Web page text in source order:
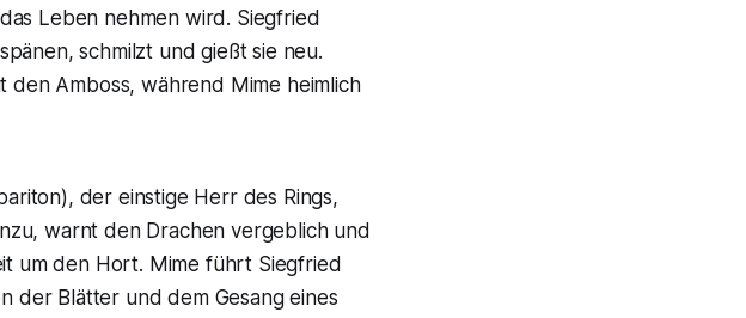
Leben nehmen wird. Siegfried
schmilzt und gießt sie neu.
den Amboss, während Mime heimlich
der einstige Herr des Rings,
warnt den Drachen vergeblich und
um den Hort. Mime führt Siegfried
der Blätter und dem Gesang eines